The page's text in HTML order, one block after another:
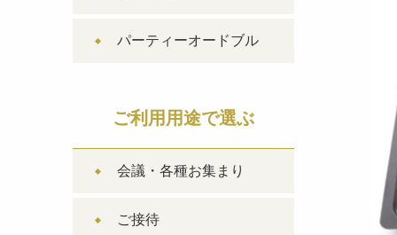
パーティーオードブル
ご利用用途で選ぶ
会議・各種お集まり
ご接待